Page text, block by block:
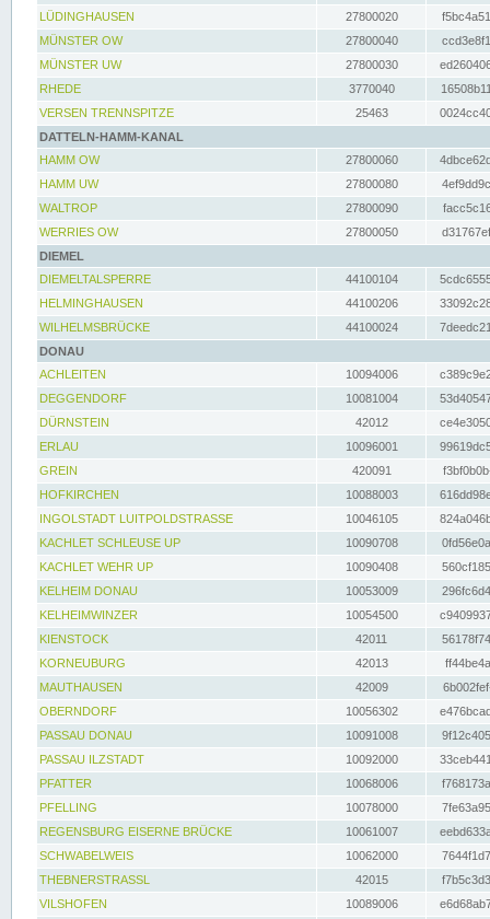
LÜDINGHAUSEN
27800020
MÜNSTER OW
27800040
MÜNSTER UW
27800030
RHEDE
3770040
VERSEN TRENNSPITZE
25463
DATTELN-HAMM-KANAL
HAMM OW
27800060
HAMM UW
27800080
WALTROP
27800090
WERRIES OW
27800050
DIEMEL
DIEMELTALSPERRE
44100104
HELMINGHAUSEN
44100206
WILHELMSBRÜCKE
44100024
DONAU
ACHLEITEN
10094006
DEGGENDORF
10081004
DÜRNSTEIN
42012
ERLAU
10096001
GREIN
420091
HOFKIRCHEN
10088003
INGOLSTADT LUITPOLDSTRASSE
10046105
KACHLET SCHLEUSE UP
10090708
KACHLET WEHR UP
10090408
KELHEIM DONAU
10053009
KELHEIMWINZER
10054500
KIENSTOCK
42011
KORNEUBURG
42013
MAUTHAUSEN
42009
OBERNDORF
10056302
PASSAU DONAU
10091008
PASSAU ILZSTADT
10092000
PFATTER
10068006
PFELLING
10078000
REGENSBURG EISERNE BRÜCKE
10061007
SCHWABELWEIS
10062000
THEBNERSTRASSL
42015
VILSHOFEN
10089006